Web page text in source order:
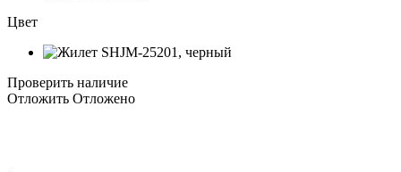
Цвет
Проверить наличие
Отложить Отложено